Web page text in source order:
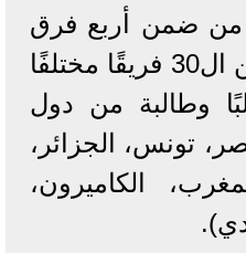
من ضمن أربع فرق
مصرية ، وما يزيد عن ال30 فريقًا مختلفًا
من 90 طالبًا وطالبة من دول
تونس، الجزائر،
الكاميرون،